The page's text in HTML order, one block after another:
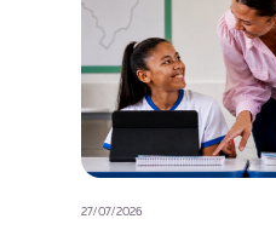
27/07/2026